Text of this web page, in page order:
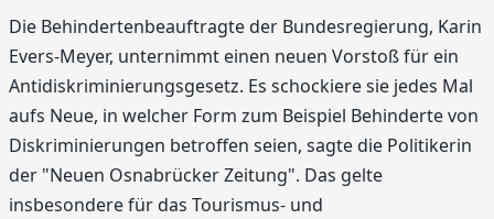
Die Behindertenbeauftragte der Bundesregierung, Karin
Evers-Meyer, unternimmt einen neuen Vorstoß für ein
Antidiskriminierungsgesetz. Es schockiere sie jedes Mal
aufs Neue, in welcher Form zum Beispiel Behinderte von
Diskriminierungen betroffen seien, sagte die Politikerin
der "Neuen Osnabrücker Zeitung". Das gelte
insbesondere für das Tourismus- und